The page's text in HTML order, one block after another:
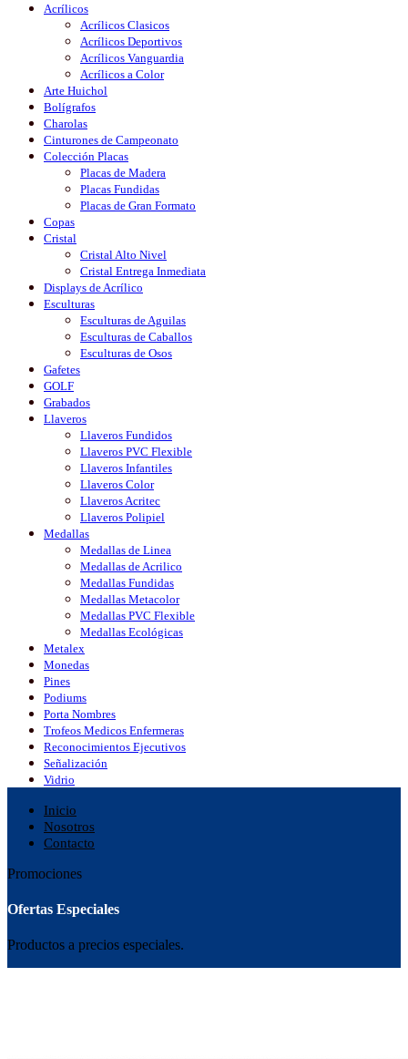
Acrílicos
Acrílicos Clasicos
Acrílicos Deportivos
Acrílicos Vanguardia
Acrílicos a Color
Arte Huichol
Bolígrafos
Charolas
Cinturones de Campeonato
Colección Placas
Placas de Madera
Placas Fundidas
Placas de Gran Formato
Copas
Cristal
Cristal Alto Nivel
Cristal Entrega Inmediata
Displays de Acrílico
Esculturas
Esculturas de Aguilas
Esculturas de Caballos
Esculturas de Osos
Gafetes
GOLF
Grabados
Llaveros
Llaveros Fundidos
Llaveros PVC Flexible
Llaveros Infantiles
Llaveros Color
Llaveros Acritec
Llaveros Polipiel
Medallas
Medallas de Linea
Medallas de Acrilico
Medallas Fundidas
Medallas Metacolor
Medallas PVC Flexible
Medallas Ecológicas
Metalex
Monedas
Pines
Podiums
Porta Nombres
Trofeos Medicos Enfermeras
Reconocimientos Ejecutivos
Señalización
Vidrio
Inicio
Nosotros
Contacto
Promociones
Ofertas Especiales
Productos a precios especiales.